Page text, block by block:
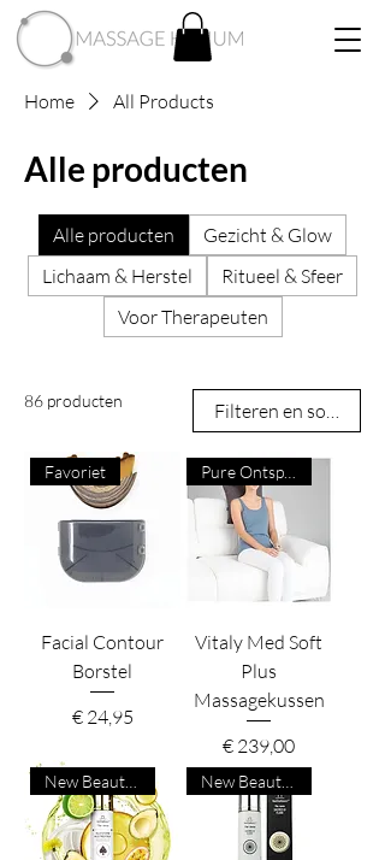
Home All Products
Alle producten
Alle producten
Gezicht & Glow
Lichaam & Herstel
Ritueel & Sfeer
Voor Therapeuten
86 producten Filteren en sorteren
Favoriet
Facial Contour
Borstel
Prijs
€ 24,95
Vitaly Med Soft
Plus
Massagekussen
Prijs
€ 239,00